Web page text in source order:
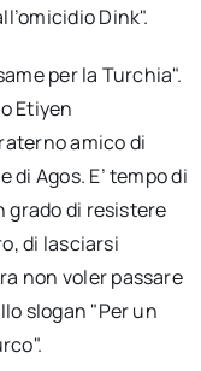
Dink".
per la Turchia".
Etiyen
amico di
Agos. E’ tempo di
grado di resistere
di lasciarsi
non voler passare
slogan "Per un